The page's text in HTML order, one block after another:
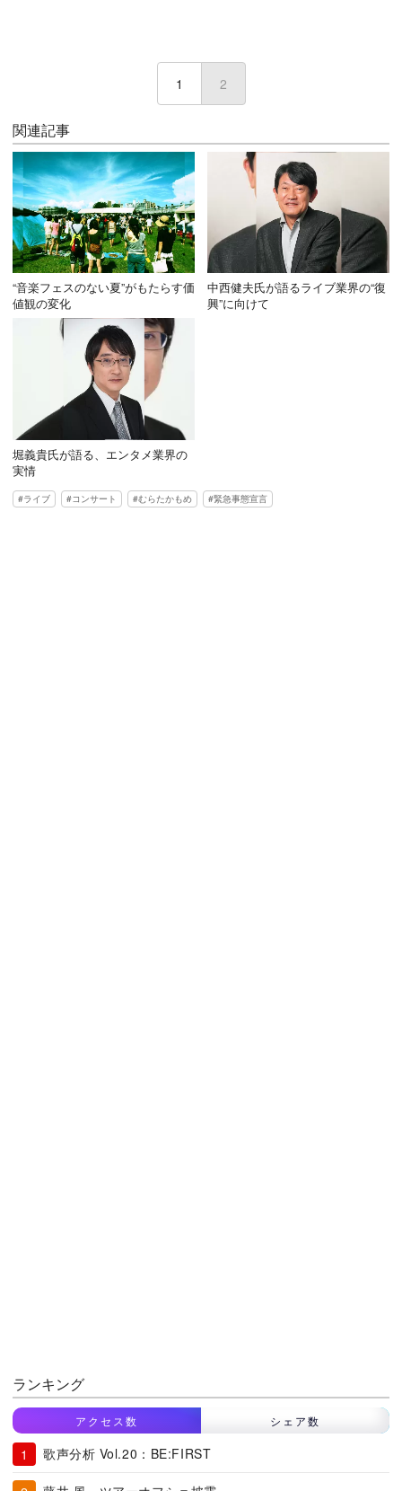
1 2
関連記事
“音楽フェスのない夏”がもたらす価
値観の変化
中西健夫氏が語るライブ業界の“復
興”に向けて
堀義貴氏が語る、エンタメ業界の
実情
ライブ コンサート むらたかもめ 緊急事態宣言
ランキング
アクセス数 シェア数
歌声分析 Vol.20：BE:FIRST